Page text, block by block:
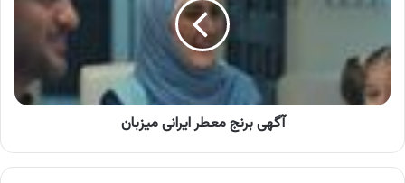
ایرانی
آگهی برنج معطر ایرانی میزبان